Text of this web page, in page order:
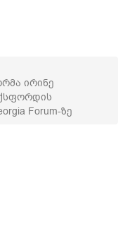
ირინე
Forum-ზე